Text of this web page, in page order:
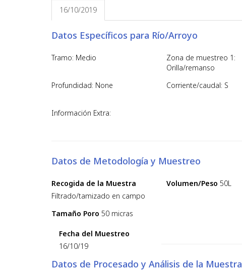
16/10/2019
Datos Específicos para Río/Arroyo
Tramo: Medio
Zona de muestreo 1:
Orilla/remanso
Profundidad: None
Corriente/caudal: S
Información Extra:
Datos de Metodología y Muestreo
Recogida de la Muestra
Filtrado/tamizado en campo
Volumen/Peso 50L
Tamaño Poro 50 micras
Fecha del Muestreo
16/10/19
Datos de Procesado y Análisis de la Muestra